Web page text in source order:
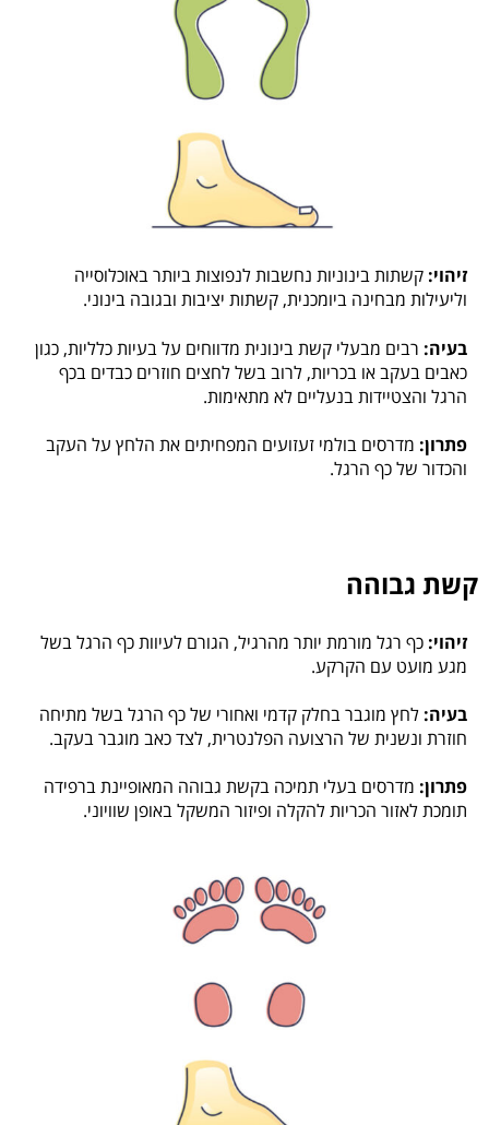
זיהוי: קשתות בינוניות נחשבות לנפוצות ביותר באוכלוסייה
וליעילות מבחינה ביומכנית, קשתות יציבות ובגובה בינוני.
בעיה: רבים מבעלי קשת בינונית מדווחים על בעיות כלליות, כגון
כאבים בעקב או בכריות, לרוב בשל לחצים חוזרים כבדים בכף
הרגל והצטיידות בנעליים לא מתאימות.
פתרון: מדרסים בולמי זעזועים המפחיתים את הלחץ על העקב
והכדור של כף הרגל.
קשת גבוהה​
זיהוי: כף רגל מורמת יותר מהרגיל, הגורם לעיוות כף הרגל בשל
מגע מועט עם הקרקע.
בעיה: לחץ מוגבר בחלק קדמי ואחורי של כף הרגל בשל מתיחה
חוזרת ונשנית של הרצועה הפלנטרית, לצד כאב מוגבר בעקב.
פתרון: מדרסים בעלי תמיכה בקשת גבוהה המאופיינת ברפידה
תומכת לאזור הכריות להקלה ופיזור המשקל באופן שוויוני.